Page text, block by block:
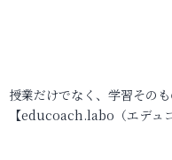
授業だけでなく、学習その
【educoach.labo（エデュ